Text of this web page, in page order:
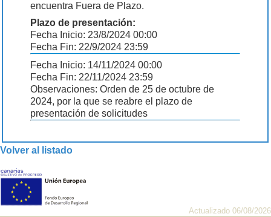
encuentra Fuera de Plazo.
Plazo de presentación:
Fecha Inicio: 23/8/2024 00:00
Fecha Fin: 22/9/2024 23:59
Fecha Inicio: 14/11/2024 00:00
Fecha Fin: 22/11/2024 23:59
Observaciones: Orden de 25 de octubre de
2024, por la que se reabre el plazo de
presentación de solicitudes
Volver al listado
Actualizado 06/08/2026